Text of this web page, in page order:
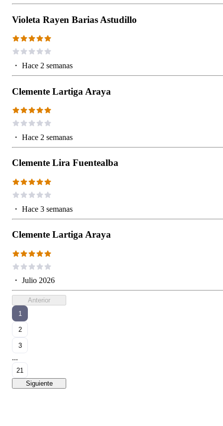
Violeta Rayen Barias Astudillo
・ Hace 2 semanas
Clemente Lartiga Araya
・ Hace 2 semanas
Clemente Lira Fuentealba
・ Hace 3 semanas
Clemente Lartiga Araya
・ Julio 2026
Anterior
1
2
3
...
21
Siguiente